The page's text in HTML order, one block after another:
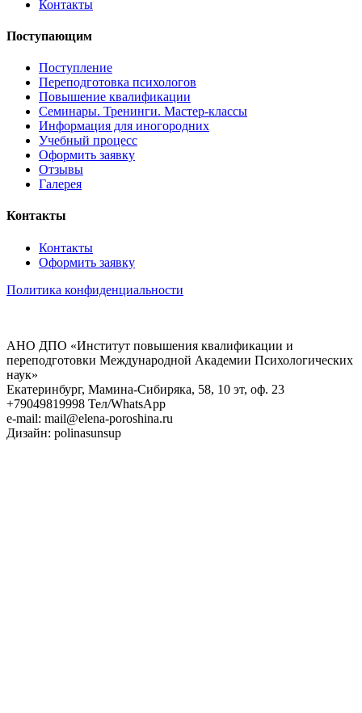
Контакты
Поступающим
Поступление
Переподготовка психологов
Повышение квалификации
Семинары. Тренинги. Мастер-классы
Информация для иногородних
Учебный процесс
Оформить заявку
Отзывы
Галерея
Контакты
Контакты
Оформить заявку
Политика конфиденциальности
АНО ДПО «Институт повышения квалификации и
переподготовки Международной Академии Психологических
наук»
Екатеринбург, Мамина-Сибиряка, 58, 10 эт, оф. 23
+79049819998 Тел/WhatsApp
e-mail: mail@elena-poroshina.ru
Дизайн: polinasunsup